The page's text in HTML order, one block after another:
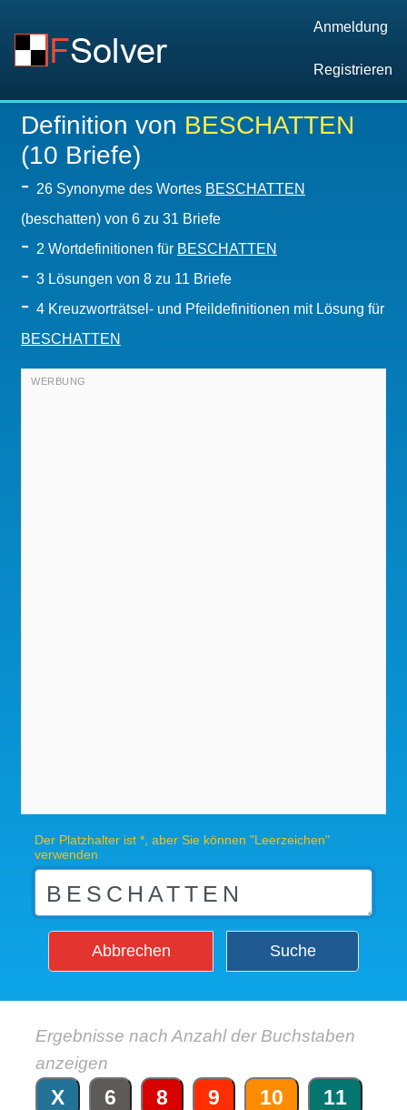
Anmeldung
Registrieren
Definition von BESCHATTEN
(10 Briefe)
- 26 Synonyme des Wortes BESCHATTEN
(beschatten) von 6 zu 31 Briefe
- 2 Wortdefinitionen für BESCHATTEN
- 3 Lösungen von 8 zu 11 Briefe
- 4 Kreuzworträtsel- und Pfeildefinitionen mit Lösung für
BESCHATTEN
Der Platzhalter ist *, aber Sie können "Leerzeichen"
verwenden
Abbrechen Suche
Ergebnisse nach Anzahl der Buchstaben
anzeigen
X 6 8 9 10
11